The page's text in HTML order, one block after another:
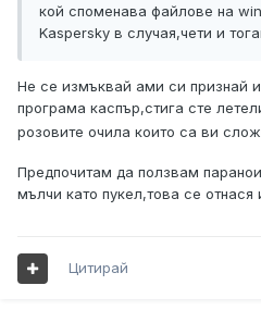
кой споменава файлове на
Kaspersky в случая,чети и
Не се измъквай ами си признай
програма каспър,стига сте
розовите очила които са ви
Предпочитам да ползвам
мълчи като пукел,това се отнася
Цитирай